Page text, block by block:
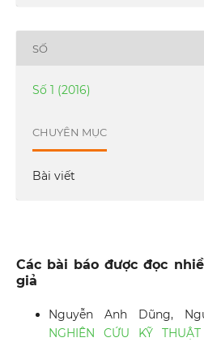
SỐ
Số 1 (2016)
CHUYÊN MỤC
Bài viết
Các bài báo được đọc
giả
Nguyễn Anh Dũng,
NGHIÊN CỨU KỸ